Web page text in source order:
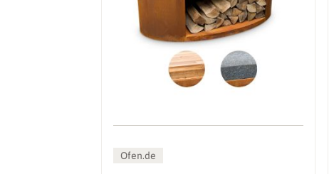
Ofen.de